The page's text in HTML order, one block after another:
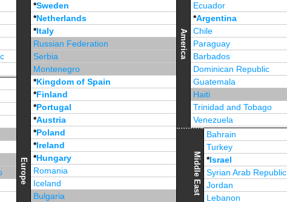
Europe
*Sweden
*Netherlands
*Italy
Russian Federation
Serbia
Montenegro
*Kingdom of Spain
*Finland
*Portugal
*Austria
*Poland
*Ireland
*Hungary
Romania
Iceland
Bulgaria
America
Ecuador
*Argentina
Chile
Paraguay
Barbados
Dominican Republic
Guatemala
Haiti
Trinidad and Tobago
Venezuela
Jamaica
Middle East
Bahrain
Turkey
*Israel
Syrian Arab Republic
Jordan
Lebanon